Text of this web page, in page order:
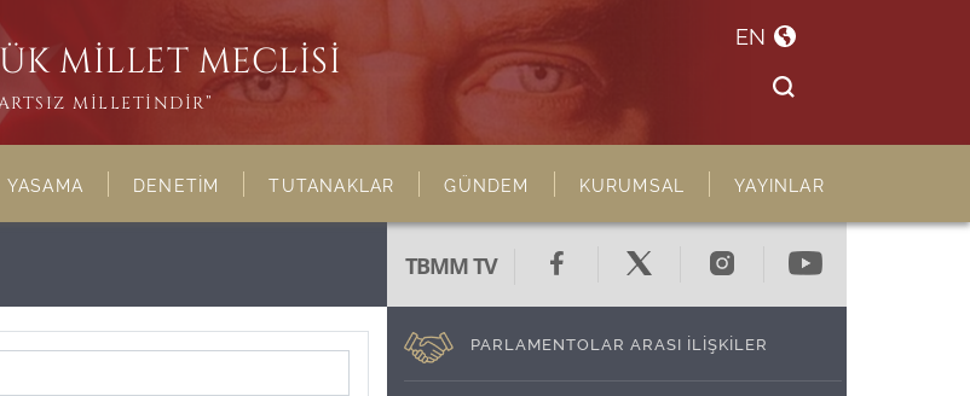
MİLLET MECLİSİ
MİLLETİNDİR”
EN
YASAMA DENETİM TUTANAKLAR GÜNDEM KURUMSAL YAYINLAR
TBMM TV
PARLAMENTOLAR ARASI İLİŞKİLER